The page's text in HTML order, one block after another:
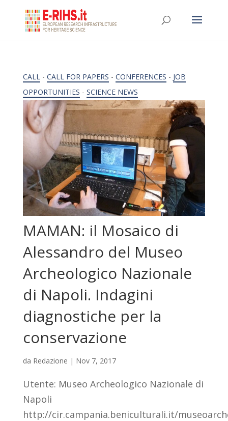
CALL- CALL FOR PAPERS - CONFERENCES - JOB
OPPORTUNITIES - SCIENCE NEWS
MAMAN: il Mosaico di
Alessandro del Museo
Archeologico Nazionale
di Napoli. Indagini
diagnostiche per la
conservazione
da Redazione | Nov 7, 2017
Utente: Museo Archeologico Nazionale di
Napoli
http://cir.campania.beniculturali.it/